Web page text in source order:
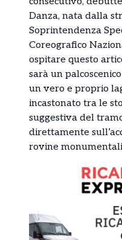
Danza, nata dalla
Soprintendenza
Coreografico
ospitare questo
sarà un
un vero e proprio
incastonato tra le
suggestiva del
direttamente
rovine